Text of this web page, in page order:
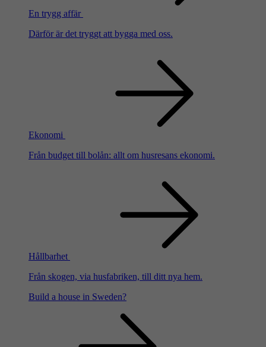
En trygg affär
Därför är det tryggt att bygga med oss.
Ekonomi
Från budget till bolån: allt om husresans ekonomi.
Hållbarhet
Från skogen, via husfabriken, till ditt nya hem.
Build a house in Sweden?